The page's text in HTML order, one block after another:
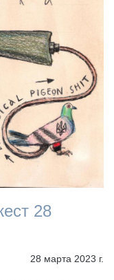
28
28 марта 2023 г.